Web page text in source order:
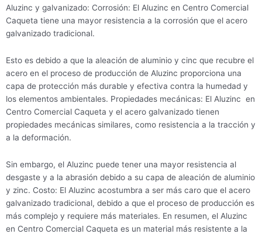
Aluzinc y galvanizado: Corrosión: El Aluzinc en Centro Comercial
Caqueta tiene una mayor resistencia a la corrosión que el acero
galvanizado tradicional.
Esto es debido a que la aleación de aluminio y cinc que recubre el
acero en el proceso de producción de Aluzinc proporciona una
capa de protección más durable y efectiva contra la humedad y
los elementos ambientales. Propiedades mecánicas: El Aluzinc en
Centro Comercial Caqueta y el acero galvanizado tienen
propiedades mecánicas similares, como resistencia a la tracción y
a la deformación.
Sin embargo, el Aluzinc puede tener una mayor resistencia al
desgaste y a la abrasión debido a su capa de aleación de aluminio
y zinc. Costo: El Aluzinc acostumbra a ser más caro que el acero
galvanizado tradicional, debido a que el proceso de producción es
más complejo y requiere más materiales. En resumen, el Aluzinc
en Centro Comercial Caqueta es un material más resistente a la